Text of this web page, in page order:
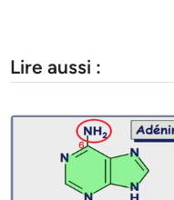
Lire aussi :